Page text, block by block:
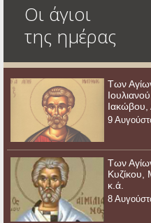
Οι άγιοι
της ημέρας
Των
Ιακώβου,
9
Των
κ.ά.
8